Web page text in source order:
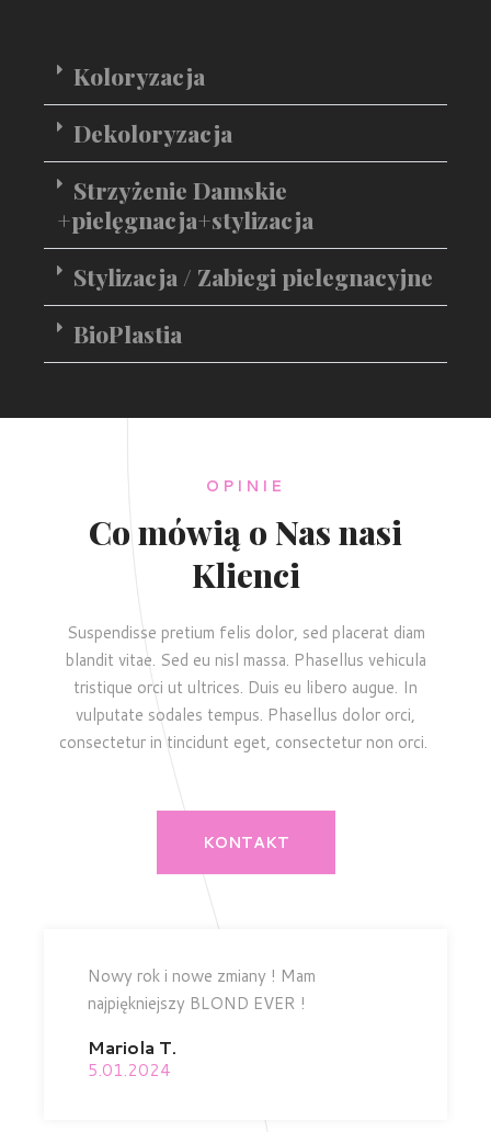
Koloryzacja
Dekoloryzacja
Strzyżenie Damskie
+pielęgnacja+stylizacja
Stylizacja / Zabiegi pielegnacyjne
BioPlastia
Nowy rok i nowe zmiany ! Mam
najpiękniejszy BLOND EVER !
Mariola T.
5.01.2024
OPINIE
Co mówią o Nas nasi
Klienci
Suspendisse pretium felis dolor, sed placerat diam
blandit vitae. Sed eu nisl massa. Phasellus vehicula
tristique orci ut ultrices. Duis eu libero augue. In
vulputate sodales tempus. Phasellus dolor orci,
consectetur in tincidunt eget, consectetur non orci.
KONTAKT